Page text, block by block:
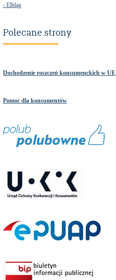
- Elbląg
Polecane strony
Dochodzenie roszczeń konsumenckich w UE
Pomoc dla konsumentów